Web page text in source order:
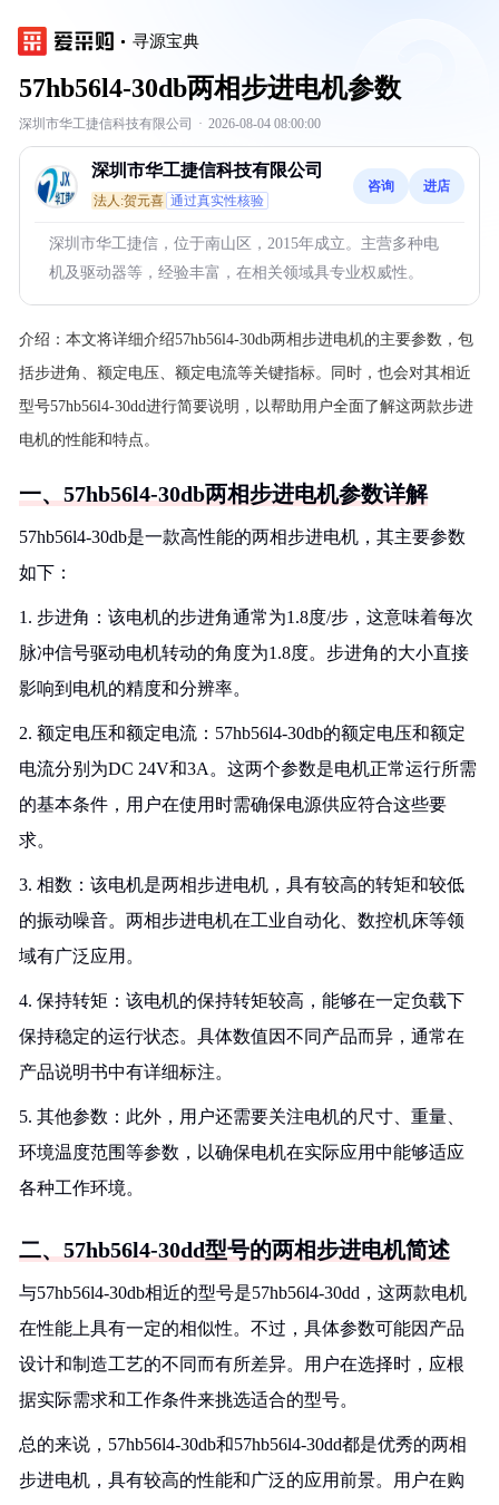
寻源宝典
57hb56l4-30db两相步进电机参数
深圳市华工捷信科技有限公司 · 2026-08-04 08:00:00
深圳市华工捷信科技有限公司
法人:贺元喜 通过真实性核验
咨询 进店
深圳市华工捷信，位于南山区，2015年成立。主营多种电
机及驱动器等，经验丰富，在相关领域具专业权威性。
介绍： 本文将详细介绍57hb56l4-30db两相步进电机的主要参数，包
括步进角、额定电压、额定电流等关键指标。同时，也会对其相近
型号57hb56l4-30dd进行简要说明，以帮助用户全面了解这两款步进
电机的性能和特点。
一、57hb56l4-30db两相步进电机参数详解
57hb56l4-30db是一款高性能的两相步进电机，其主要参数
如下：
1. 步进角：该电机的步进角通常为1.8度/步，这意味着每次
脉冲信号驱动电机转动的角度为1.8度。步进角的大小直接
影响到电机的精度和分辨率。
2. 额定电压和额定电流：57hb56l4-30db的额定电压和额定
电流分别为DC 24V和3A。这两个参数是电机正常运行所需
的基本条件，用户在使用时需确保电源供应符合这些要
求。
3. 相数：该电机是两相步进电机，具有较高的转矩和较低
的振动噪音。两相步进电机在工业自动化、数控机床等领
域有广泛应用。
4. 保持转矩：该电机的保持转矩较高，能够在一定负载下
保持稳定的运行状态。具体数值因不同产品而异，通常在
产品说明书中有详细标注。
5. 其他参数：此外，用户还需要关注电机的尺寸、重量、
环境温度范围等参数，以确保电机在实际应用中能够适应
各种工作环境。
二、57hb56l4-30dd型号的两相步进电机简述
与57hb56l4-30db相近的型号是57hb56l4-30dd，这两款电机
在性能上具有一定的相似性。不过，具体参数可能因产品
设计和制造工艺的不同而有所差异。用户在选择时，应根
据实际需求和工作条件来挑选适合的型号。
总的来说，57hb56l4-30db和57hb56l4-30dd都是优秀的两相
步进电机，具有较高的性能和广泛的应用前景。用户在购